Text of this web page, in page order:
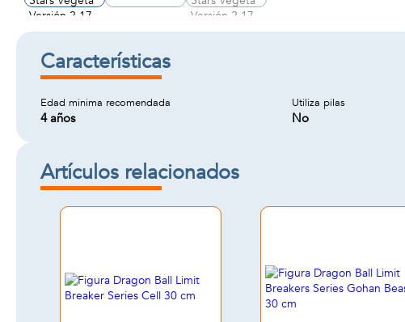
Características
Edad minima recomendada
4 años
Utiliza pilas
No
Artículos relacionados